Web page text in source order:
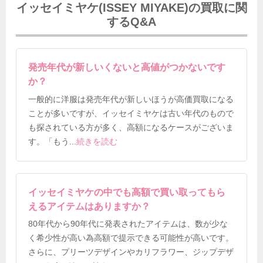
イッセイミヤケ(ISSEY MIYAKE)の買取に関
するQ&A
発売年代が新しいくないと高値がつかないです
か？
一般的に洋服は発売年代が新しいほうが高価買取になる
ことが多いですが、イッセイミヤケは古い年代のもので
も探されている方が多く、高額になるケースがございま
す。「もう
...続きを読む
イッセイミヤケの中でも高額で買い取ってもら
えるアイテムはありますか？
80年代から90年代に発表されたアイテムは、数が少な
く希少性が高い為高額で提示できる可能性が高いです。
さらに、プリーツデザインやカリフラワー、ジップデザ